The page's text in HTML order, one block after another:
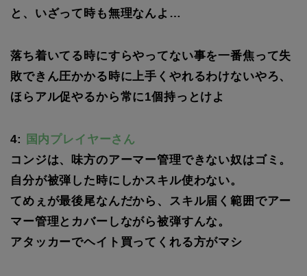
と、いざって時も無理なんよ…
落ち着いてる時にすらやってない事を一番焦って失
敗できん圧かかる時に上手くやれるわけないやろ、
ほらアル促やるから常に1個持っとけよ
4:
国内プレイヤーさん
コンジは、味方のアーマー管理できない奴はゴミ。
自分が被弾した時にしかスキル使わない。
てめぇが最後尾なんだから、スキル届く範囲でアー
マー管理とカバーしながら被弾すんな。
アタッカーでヘイト買ってくれる方がマシ